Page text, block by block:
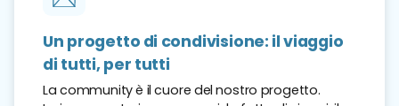
Un progetto di condivisione: il viaggio
di tutti, per tutti
La community è il cuore del nostro progetto.